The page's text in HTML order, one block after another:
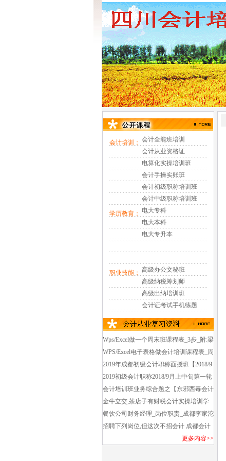
会计培训： 会计全能班培训
会计从业资格证
电算化实操培训班
会计手操实账班
会计初级职称培训班
会计中级职称培训班
学历教育：
电大专科
电大本科
电大专升本
职业技能： 高级办公文秘班
高级纳税筹划师
高级出纳培训班
会计证考试手机练题
Wps/Excel做一个周末班课程表_3步_附:梁
家巷2019初级会计职称培训班_面授班好
久上课_第1轮
WPS/Excel电子表格做会计培训课程表_周
日班_金牛区报培训班学会计哪个好_费用
多少钱?
2019年成都初级会计职称面授班【2018/9
第1轮课程】金牛老会展中心,省民干院附
近会计初级培训班
2019初级会计职称2018/9月上中旬第一轮
培训_西门蜀汉路会计初级职称培训早鸟
班培训
会计培训班业务综合题之【东邪西毒会计
培训密码】西门环球广场会计培训班培训
费_资料费_考试费共多少钱?
金牛立交,茶店子有财税会计实操培训学
校吗【学思捷金牛会计中心】
餐饮公司财务经理_岗位职责_成都李家沱
中级会计职称好久上课_在哪儿上课?
招聘下列岗位,但这次不招会计 成都会计
培训班哪家要推荐工作_新模式会计实操
更多内容>>